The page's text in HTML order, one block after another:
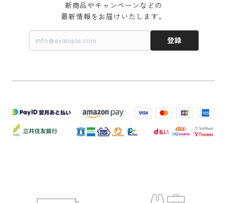
新商品やキャンペーンなどの
最新情報をお届けいたします。
登録